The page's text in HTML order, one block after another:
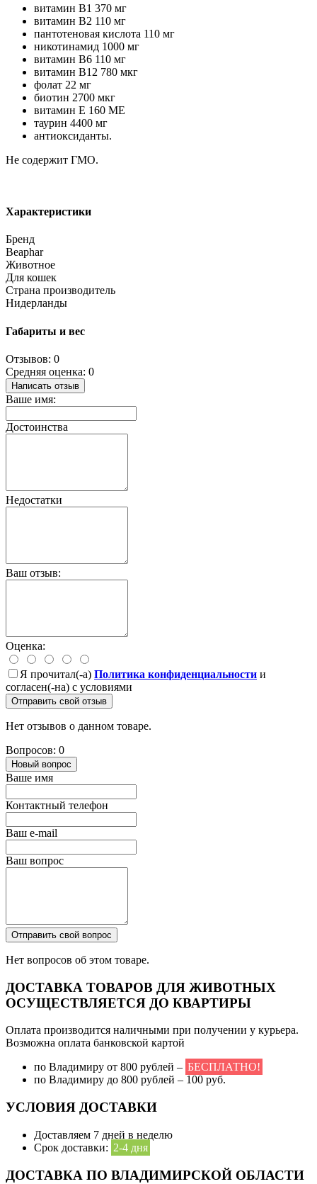
витамин В1 370 мг
витамин В2 110 мг
пантотеновая кислота 110 мг
никотинамид 1000 мг
витамин В6 110 мг
витамин В12 780 мкг
фолат 22 мг
биотин 2700 мкг
витамин Е 160 ME
таурин 4400 мг
антиоксиданты.
Не содержит ГМО.
Характеристики
Бренд
Beaphar
Животное
Для кошек
Страна производитель
Нидерланды
Габариты и вес
Отзывов: 0
Средняя оценка: 0
Написать отзыв
Ваше имя:
Достоинства
Недостатки
Ваш отзыв:
Оценка:
Я прочитал(-а) Политика конфиденциальности и
согласен(-на) с условиями
Отправить свой отзыв
Нет отзывов о данном товаре.
Вопросов: 0
Новый вопрос
Ваше имя
Контактный телефон
Ваш e-mail
Ваш вопрос
Отправить свой вопрос
Нет вопросов об этом товаре.
ДОСТАВКА ТОВАРОВ ДЛЯ ЖИВОТНЫХ
ОСУЩЕСТВЛЯЕТСЯ ДО КВАРТИРЫ
Оплата производится наличными при получении у курьера.
Возможна оплата банковской картой
по Владимиру от 800 рублей – БЕСПЛАТНО!
по Владимиру до 800 рублей – 100 руб.
УСЛОВИЯ ДОСТАВКИ
Доставляем 7 дней в неделю
Срок доставки: 2-4 дня
ДОСТАВКА ПО ВЛАДИМИРСКОЙ ОБЛАСТИ